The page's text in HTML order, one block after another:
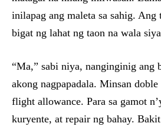
inilapag ang maleta sa sahig. Ang
bigat ng lahat ng taon na wala
“Ma,” sabi niya, nanginginig ang
akong nagpapadala. Minsan
flight allowance. Para sa gamot
kuryente, at repair ng bahay.